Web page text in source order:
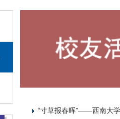
“寸草报春晖”——西南大